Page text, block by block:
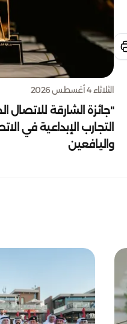
الثلاثاء 4 أغسطس 2026
"جائزة الشارقة
التجارب الإبداعية في
واليافعين